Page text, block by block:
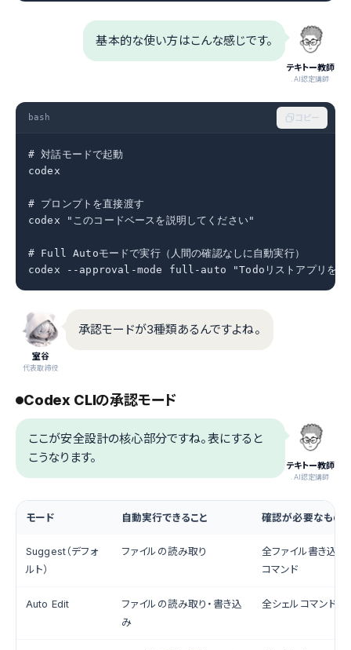
テキトー教師
.AI認定講師
基本的な使い方はこんな感じです。
bash コピー
# 対話モードで起動
codex
# プロンプトを直接渡す
codex "このコードベースを説明してください"
# Full Autoモードで実行（人間の確認なしに自動実行）
codex --approval-mode full-auto "Todoリストアプリを作
室谷
代表取締役
承認モードが3種類あるんですよね。
Codex CLIの承認モード
テキトー教師
.AI認定講師
ここが安全設計の核心部分ですね。表にすると
こうなります。
モード 自動実行できること 確認が必要なもの
Suggest（デフォ
ルト）
ファイルの読み取り
全ファイル書き込み
コマンド
Auto Edit
ファイルの読み取り・書き込
み
全シェルコマンド